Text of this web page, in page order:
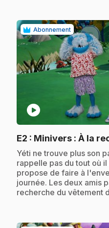
Abonnement
play_circle
E2 : Minivers : À la
.Yéti ne trouve plus son
rappelle pas du tout où
propose de faire à
journée. Les deux amis
recherche du vêtement